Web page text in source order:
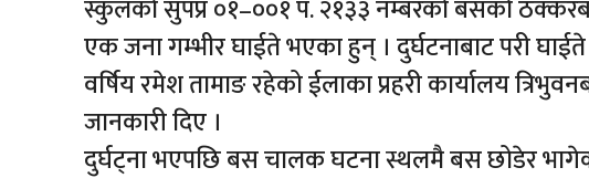
स्कुलको सुपप्र ०१–००१ प. २१३३ नम्बरको बसको
एक जना गम्भीर घाईते भएका हुन् । दुर्घटनाबाट परी
वर्षिय रमेश तामाङ रहेको ईलाका प्रहरी कार्यालय
जानकारी दिए ।
दुर्घट्ना भएपछि बस चालक घटना स्थलमै बस छोडेर